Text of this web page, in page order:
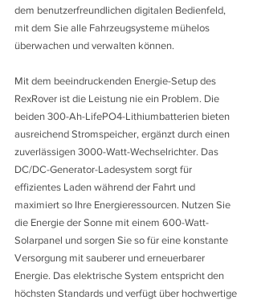
dem benutzerfreundlichen digitalen Bedienfeld,
mit dem Sie alle Fahrzeugsysteme mühelos
überwachen und verwalten können.
Mit dem beeindruckenden Energie-Setup des
RexRover ist die Leistung nie ein Problem. Die
beiden 300-Ah-LifePO4-Lithiumbatterien bieten
ausreichend Stromspeicher, ergänzt durch einen
zuverlässigen 3000-Watt-Wechselrichter. Das
DC/DC-Generator-Ladesystem sorgt für
effizientes Laden während der Fahrt und
maximiert so Ihre Energieressourcen. Nutzen Sie
die Energie der Sonne mit einem 600-Watt-
Solarpanel und sorgen Sie so für eine konstante
Versorgung mit sauberer und erneuerbarer
Energie. Das elektrische System entspricht den
höchsten Standards und verfügt über hochwertige